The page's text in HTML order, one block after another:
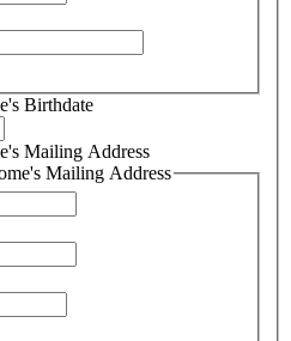
Birthdate
Mailing Address
Mailing Address